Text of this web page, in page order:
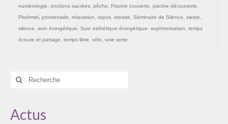
numérologie
onctions sacrées pêche Piscine couverte piscine découverte
Ploërmel promenade relaxation repos retraite Séminaire de Silence sieste
silence
soin énergétique Soin esthétique énergétique sophronisation
temps
écoute et partage
temps libre vélo voie verte
Rechercher
Actus